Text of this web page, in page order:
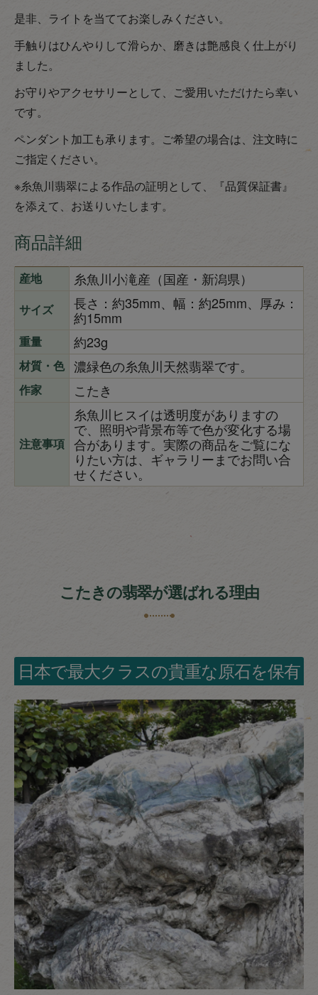
是非、ライトを当ててお楽しみください。
手触りはひんやりして滑らか、磨きは艶感良く仕上がり
ました。
お守りやアクセサリーとして、ご愛用いただけたら幸い
です。
ペンダント加工も承ります。ご希望の場合は、注文時に
ご指定ください。
※糸魚川翡翠による作品の証明として、『品質保証書』
を添えて、お送りいたします。
商品詳細
産地 糸魚川小滝産（国産・新潟県）
サイズ
長さ：約35mm、幅：約25mm、厚み：
約15mm
重量 約23g
材質・色 濃緑色の糸魚川天然翡翠です。
作家 こたき
注意事項
糸魚川ヒスイは透明度がありますの
で、照明や背景布等で色が変化する場
合があります。実際の商品をご覧にな
りたい方は、ギャラリーまでお問い合
せください。
こたきの翡翠が選ばれる理由
日本で最大クラスの貴重な原石を保有